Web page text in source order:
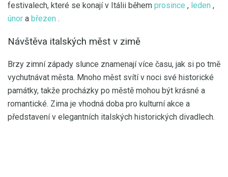
festivalech, které se konají v Itálii během prosince , leden ,
únor a březen .
Návštěva italských měst v zimě
Brzy zimní západy slunce znamenají více času, jak si po tmě
vychutnávat města. Mnoho měst svítí v noci své historické
památky, takže procházky po městě mohou být krásné a
romantické. Zima je vhodná doba pro kulturní akce a
představení v elegantních italských historických divadlech.